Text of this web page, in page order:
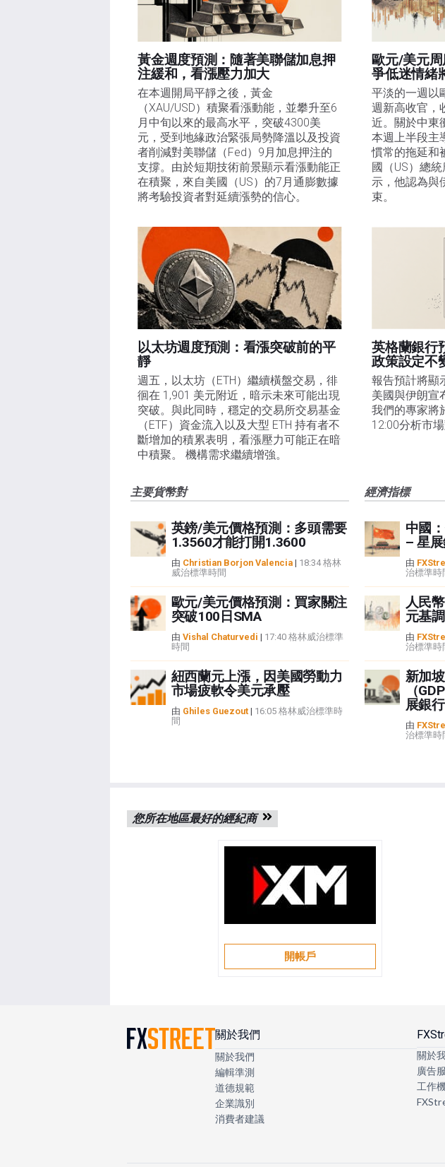
黃金週度預測：隨著美聯儲加息押
注緩和，看漲壓力加大
在本週開局平靜之後，黃金
（XAU/USD）積聚看漲動能，並攀升至6
月中旬以來的最高水平，突破4300美
元，受到地緣政治緊張局勢降溫以及投資
者削減對美聯儲（Fed）9月加息押注的
支撐。由於短期技術前景顯示看漲動能正
在積聚，來自美國（US）的7月通膨數據
將考驗投資者對延續漲勢的信心。
歐元/美元
爭低迷情緒
平淡的一週以
週新高收官，
近。關於中東
本週上半段主
慣常的拖延和
國（US）總
示，他認為與
束。
以太坊週度預測：看漲突破前的平
靜
週五，以太坊（ETH）繼續橫盤交易，徘
徊在 1,901 美元附近，暗示未來可能出現
突破。與此同時，穩定的交易所交易基金
（ETF）資金流入以及大型 ETH 持有者不
斷增加的積累表明，看漲壓力可能正在暗
中積聚。 機構需求繼續增強。
英格蘭銀行
政策設定不
報告預計將顯
美國與伊朗宣
我們的專家將
12:00分析市
主要貨幣對
英鎊/美元價格預測：多頭需要
1.3560才能打開1.3600
由 Christian Borjon Valencia| 18:34 格林
威治標準時間
歐元/美元價格預測：買家關注
突破100日SMA
由 Vishal Chaturvedi | 17:40 格林威治標準
時間
紐西蘭元上漲，因美國勞動力
市場疲軟令美元承壓
由 Ghiles Guezout| 16:05 格林威治標準時
間
經濟指標
中國
– 星
由
治標準時
人民
元基
由
治標準時
新加
（
展銀行
由
治標準時
您所在地區最好的經紀商
開帳戶
關於我們
關於我們
編輯準測
道德規範
企業識別
消費者建議
關於
廣告
工作